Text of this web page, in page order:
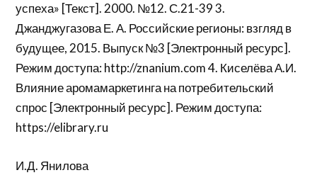
успеха» [Текст]. 2000. №12. С.21-39 3.
Джанджугазова Е. А. Российские регионы: взгляд в
будущее, 2015. Выпуск №3 [Электронный ресурс].
Режим доступа: http://znanium.com 4. Киселёва А.И.
Влияние аромамаркетинга на потребительский
спрос [Электронный ресурс]. Режим доступа:
https://elibrary.ru
И.Д. Янилова